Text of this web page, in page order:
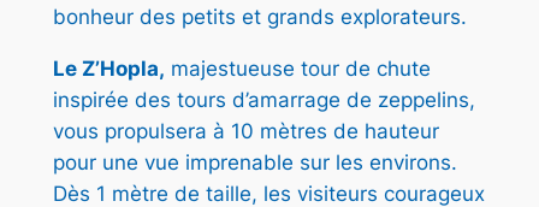
,
0
0
€
bonheur des petits et grands explorateurs.
Le Z’Hopla, majestueuse tour de chute
inspirée des tours d’amarrage de zeppelins,
vous propulsera à 10 mètres de hauteur
pour une vue imprenable sur les environs.
Dès 1 mètre de taille, les visiteurs courageux